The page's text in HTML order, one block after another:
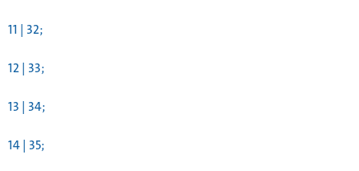
11 | 32;
12 | 33;
13 | 34;
14 | 35;